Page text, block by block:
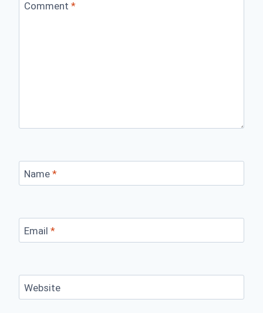
Comment *
Name *
Email *
Website